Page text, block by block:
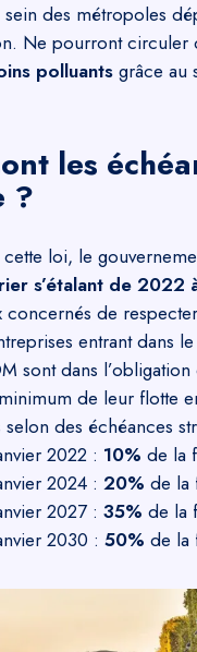
des métropoles
Ne pourront circuler
polluants grâce au
les
?
loi, le
s’étalant de 2022
de
entrant dans
sont dans
de leur flotte
selon des échéances
2022 : 10% de la
2024 : 20% de la
2027 : 35% de la
2030 : 50% de la